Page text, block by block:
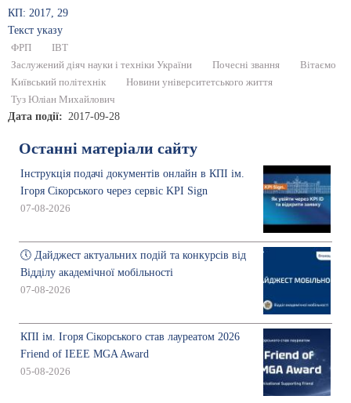
КП: 2017, 29
Текст указу
ФРП
ІВТ
Заслужений діяч науки і техніки України
Почесні звання
Вітаємо
Київський політехнік
Новини університетського життя
Туз Юліан Михайлович
Дата події 2017-09-28
Останні матеріали сайту
Інструкція подачі документів онлайн в КПІ ім.
Ігоря Сікорського через сервіс KPI Sign
07-08-2026
🕔 Дайджест актуальних подій та конкурсів від
Відділу академічної мобільності
07-08-2026
КПІ ім. Ігоря Сікорського став лауреатом 2026
Friend of IEEE MGA Award
05-08-2026